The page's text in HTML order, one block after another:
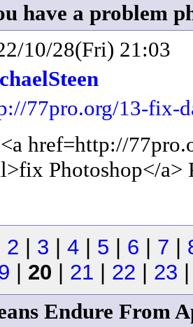
have a problem
10/28(Fri) 21:03
77pro.org/13-fix-
href=http://
Photoshop</a>
2 3 |4 5 6 7
20 21 22 23
Endure From